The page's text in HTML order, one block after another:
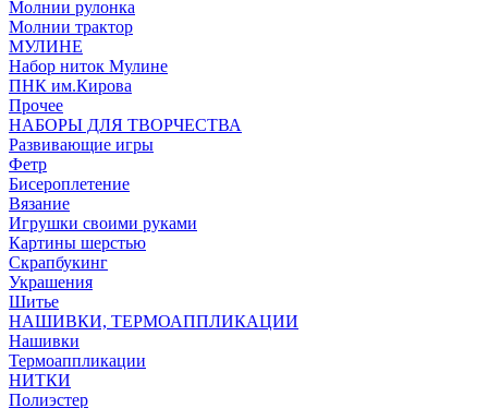
Молнии рулонка
Молнии трактор
МУЛИНЕ
Набор ниток Мулине
ПНК им.Кирова
Прочее
НАБОРЫ ДЛЯ ТВОРЧЕСТВА
Развивающие игры
Фетр
Бисероплетение
Вязание
Игрушки своими руками
Картины шерстью
Скрапбукинг
Украшения
Шитье
НАШИВКИ, ТЕРМОАППЛИКАЦИИ
Нашивки
Термоаппликации
НИТКИ
Полиэстер